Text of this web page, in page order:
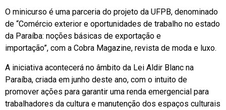
O minicurso é uma parceria do projeto da UFPB, denominado
de “Comércio exterior e oportunidades de trabalho no estado
da Paraíba: noções básicas de exportação e
importação”, com a Cobra Magazine, revista de moda e luxo.
A iniciativa acontecerá no âmbito da Lei Aldir Blanc na
Paraíba, criada em junho deste ano, com o intuito de
promover ações para garantir uma renda emergencial para
trabalhadores da cultura e manutenção dos espaços culturais